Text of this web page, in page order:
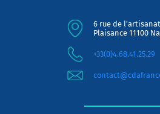
6 rue de
Plaisance 11100
+33(0)4.68.41.25.29